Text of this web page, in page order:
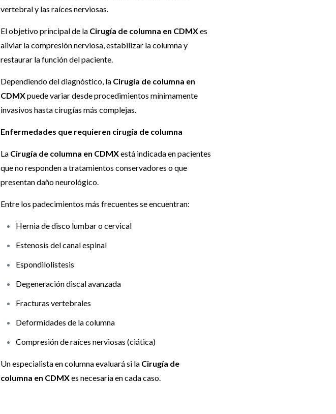
vertebral y las raíces nerviosas.
El objetivo principal de la Cirugía de columna en CDMXes
aliviar la compresión nerviosa, estabilizar la columna y
restaurar la función del paciente.
Dependiendo del diagnóstico, la Cirugía de columna en
CDMXpuede variar desde procedimientos mínimamente
invasivos hasta cirugías más complejas.
Enfermedades que requieren cirugía de columna
La Cirugía de columna en CDMXestá indicada en pacientes
que no responden a tratamientos conservadores o que
presentan daño neurológico.
Entre los padecimientos más frecuentes se encuentran:
Hernia de disco lumbar o cervical
Estenosis del canal espinal
Espondilolistesis
Degeneración discal avanzada
Fracturas vertebrales
Deformidades de la columna
Compresión de raíces nerviosas (ciática)
Un especialista en columna evaluará si la Cirugía de
columna en CDMXes necesaria en cada caso.